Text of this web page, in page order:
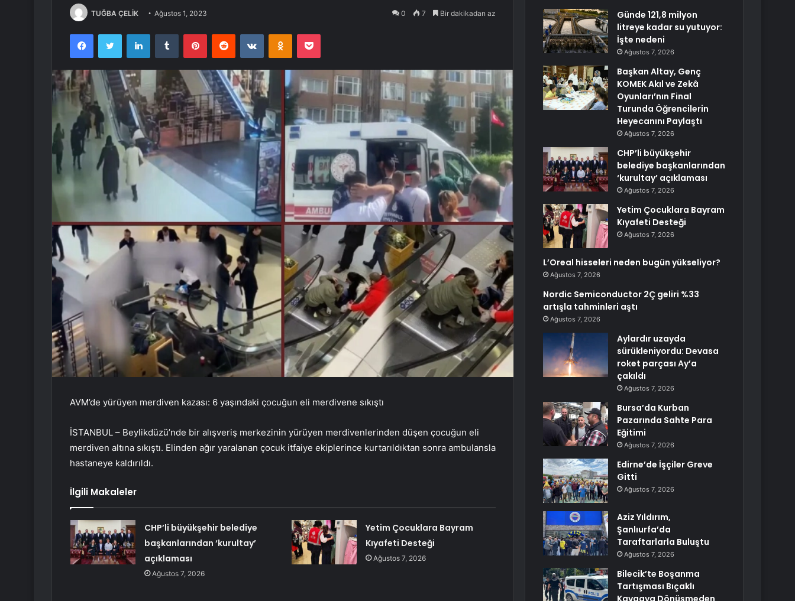
TUĞBA ÇELİK Ağustos 1, 2023 0 7 Bir dakikadan az
FacebookTwitter LinkedInTumblr PinterestReddit VKontakteOdnoklassniki
Pocket
AVM’de yürüyen merdiven kazası: 6 yaşındaki çocuğun eli merdivene sıkıştı
İSTANBUL – Beylikdüzü’nde bir alışveriş merkezinin yürüyen merdivenlerinden düşen çocuğun eli
merdiven altına sıkıştı. Elinden ağır yaralanan çocuk itfaiye ekiplerince kurtarıldıktan sonra ambulansla
hastaneye kaldırıldı.
İlgili Makaleler
CHP’li büyükşehir belediye
başkanlarından ‘kurultay’
açıklaması
Ağustos 7, 2026
Yetim Çocuklara Bayram
Kıyafeti Desteği
Ağustos 7, 2026
Günde 121,8 milyon
litreye kadar su yutuyor:
İşte nedeni
Ağustos 7, 2026
Başkan Altay, Genç
KOMEK Akıl ve Zekâ
Oyunları’nın Final
Turunda Öğrencilerin
Heyecanını Paylaştı
Ağustos 7, 2026
CHP’li büyükşehir
belediye başkanlarından
‘kurultay’ açıklaması
Ağustos 7, 2026
Yetim Çocuklara Bayram
Kıyafeti Desteği
Ağustos 7, 2026
L’Oreal hisseleri neden bugün yükseliyor?
Ağustos 7, 2026
Nordic Semiconductor 2Ç geliri %33
artışla tahminleri aştı
Ağustos 7, 2026
Aylardır uzayda
sürükleniyordu: Devasa
roket parçası Ay’a
çakıldı
Ağustos 7, 2026
Bursa’da Kurban
Pazarında Sahte Para
Eğitimi
Ağustos 7, 2026
Edirne’de İşçiler Greve
Gitti
Ağustos 7, 2026
Aziz Yıldırım,
Şanlıurfa’da
Taraftarlarla Buluştu
Ağustos 7, 2026
Bilecik’te Boşanma
Tartışması Bıçaklı
Kavgaya Dönüşmeden